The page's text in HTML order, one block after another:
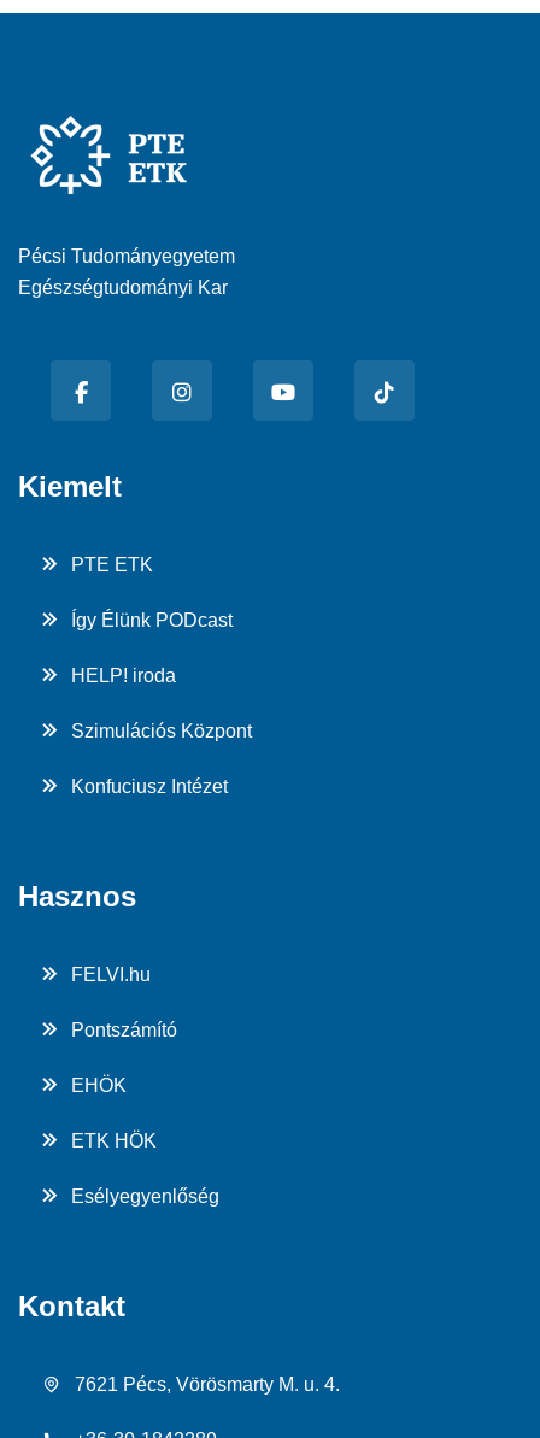
Pécsi Tudományegyetem
Egészségtudományi Kar
Kiemelt
PTE ETK
Így Élünk PODcast
HELP! iroda
Szimulációs Központ
Konfuciusz Intézet
Hasznos
FELVI.hu
Pontszámító
EHÖK
ETK HÖK
Esélyegyenlőség
Kontakt
7621 Pécs, Vörösmarty M. u. 4.